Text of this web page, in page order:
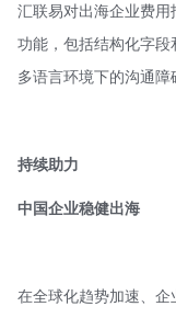
汇联易对出海企业费
功能，包括结构化字
多语言环境下的沟通障
持续助力
中国企业稳健出海
在全球化趋势加速、